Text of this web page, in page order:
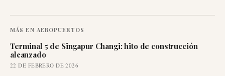
MÁS EN AEROPUERTOS
Terminal 5 de Singapur Changi: hito de construcción
alcanzado
22 DE FEBRERO DE 2026